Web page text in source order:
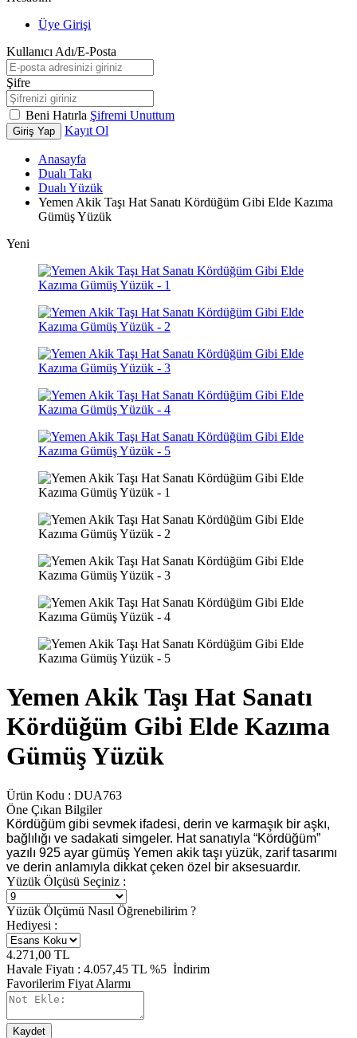
Üye Girişi
Kullanıcı Adı/E-Posta
Şifre
Beni Hatırla Şifremi Unuttum
Giriş Yap Kayıt Ol
Anasayfa
Dualı Takı
Dualı Yüzük
Yemen Akik Taşı Hat Sanatı Kördüğüm Gibi Elde Kazıma
Gümüş Yüzük
Yeni
Yemen Akik Taşı Hat Sanatı
Kördüğüm Gibi Elde Kazıma
Gümüş Yüzük
Ürün Kodu : DUA763
Öne Çıkan Bilgiler
Kördüğüm gibi sevmek ifadesi, derin ve karmaşık bir aşkı,
bağlılığı ve sadakati simgeler. Hat sanatıyla “Kördüğüm”
yazılı 925 ayar gümüş Yemen akik taşı yüzük, zarif tasarımı
ve derin anlamıyla dikkat çeken özel bir aksesuardır.
Yüzük Ölçüsü Seçiniz :
Yüzük Ölçümü Nasıl Öğrenebilirim ?
Hediyesi :
4.271,00 TL
Havale Fiyatı : 4.057,45 TL %5 İndirim
Favorilerim Fiyat Alarmı
Kaydet